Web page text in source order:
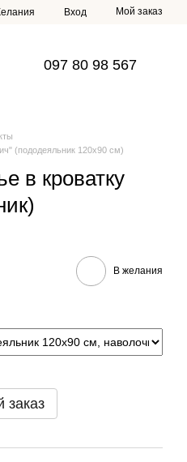
Вход Мой заказ
097 80 98 567
(пододеяльник 120х90 см)
в кроватку
В желания
заказ